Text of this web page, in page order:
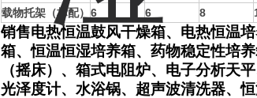
载物托架（标配） 6 6 8
销售电热恒温鼓风干燥箱、电热恒温
箱、恒温恒湿培养箱、药物稳定性培
（摇床）、箱式电阻炉、电子分析天
光泽度计、水浴锅、超声波清洗器、